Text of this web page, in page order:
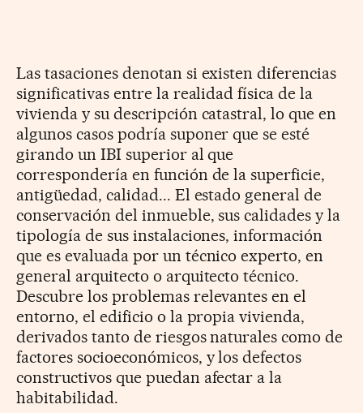
Las tasaciones denotan si existen diferencias
significativas entre la realidad física de la
vivienda y su descripción catastral, lo que en
algunos casos podría suponer que se esté
girando un IBI superior al que
correspondería en función de la superficie,
antigüedad, calidad... El estado general de
conservación del inmueble, sus calidades y la
tipología de sus instalaciones, información
que es evaluada por un técnico experto, en
general arquitecto o arquitecto técnico.
Descubre los problemas relevantes en el
entorno, el edificio o la propia vivienda,
derivados tanto de riesgos naturales como de
factores socioeconómicos, y los defectos
constructivos que puedan afectar a la
habitabilidad.